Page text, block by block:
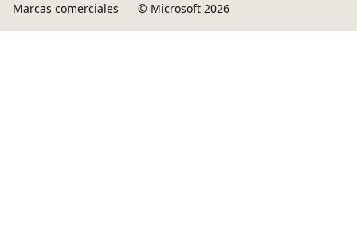
Marcas comerciales
© Microsoft 2026